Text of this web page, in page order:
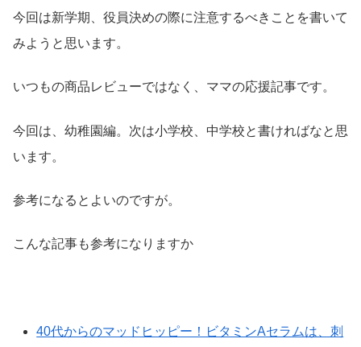
今回は新学期、役員決めの際に注意するべきことを書いて
みようと思います。
いつもの商品レビューではなく、ママの応援記事です。
今回は、幼稚園編。次は小学校、中学校と書ければなと思
います。
参考になるとよいのですが。
こんな記事も参考になりますか
40代からのマッドヒッピー！ビタミンAセラムは、刺